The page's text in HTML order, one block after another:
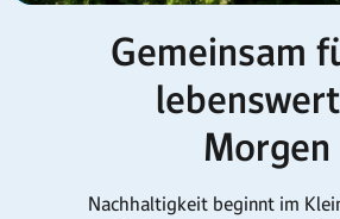
Gemeinsam
Morgen
Nachhaltigkeit beginnt im